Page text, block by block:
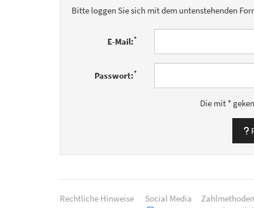
Bitte loggen Sie sich mit dem untenstehenden
E-Mail:*
Passwort:*
Die mit *
Rechtliche Hinweise
Social Media
Zahlmethoden